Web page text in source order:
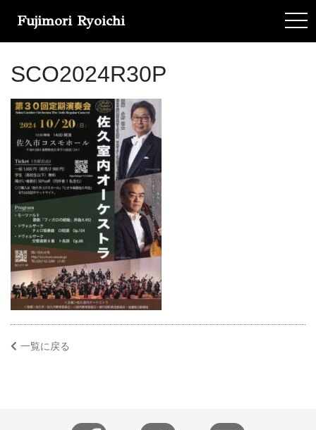
Fujimori Ryoichi
SCO2024R30P
一覧に戻る